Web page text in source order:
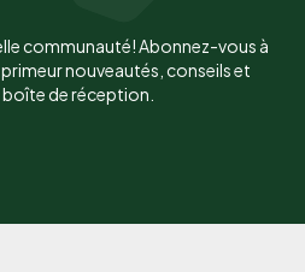
communauté! Abonnez-vous à
nouveautés, conseils et
de réception.